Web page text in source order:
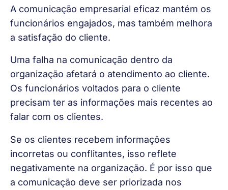
A comunicação empresarial eficaz mantém os
funcionários engajados, mas também melhora
a satisfação do cliente.
Uma falha na comunicação dentro da
organização afetará o atendimento ao cliente.
Os funcionários voltados para o cliente
precisam ter as informações mais recentes ao
falar com os clientes.
Se os clientes recebem informações
incorretas ou conflitantes, isso reflete
negativamente na organização. É por isso que
a comunicação deve ser priorizada nos